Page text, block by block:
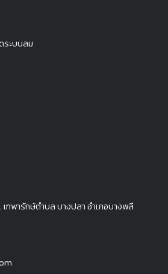
ระบบลม
เทพารักษ์ตำบล บางปลา อำเภอบางพลี